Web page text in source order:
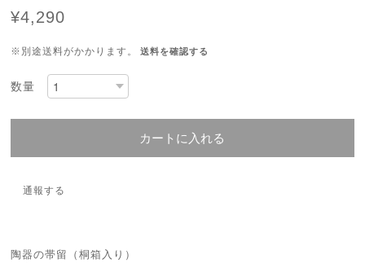
¥4,290
※別途送料がかかります。 送料を確認する
数量
カートに入れる
通報する
陶器の帯留（桐箱入り）